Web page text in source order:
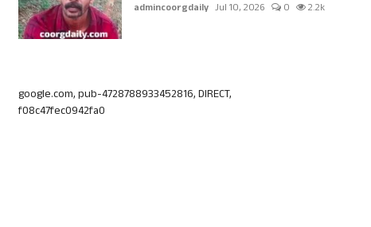
admincoorgdaily Jul 10, 2026 0 2.2k
google.com, pub-4728788933452816, DIRECT,
f08c47fec0942fa0